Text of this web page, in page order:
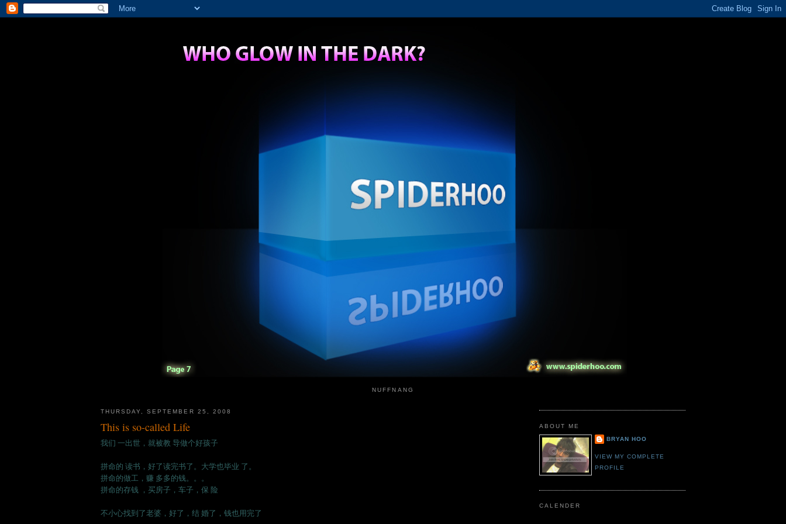
NUFFNANG
THURSDAY, SEPTEMBER 25, 2008
This is so-called Life
我们 一出世，就被教 导做个好孩子
拼命的 读书，好了读完书了。大学也毕业 了。
拼命的做工，赚 多多的钱。。。
拼命的存钱 ，买房子，车子，保 险
不小心找到了老婆，好了，结 婚了，钱也用完了
ABOUT ME
BRYAN HOO
VIEW MY COMPLETE
PROFILE
CALENDER